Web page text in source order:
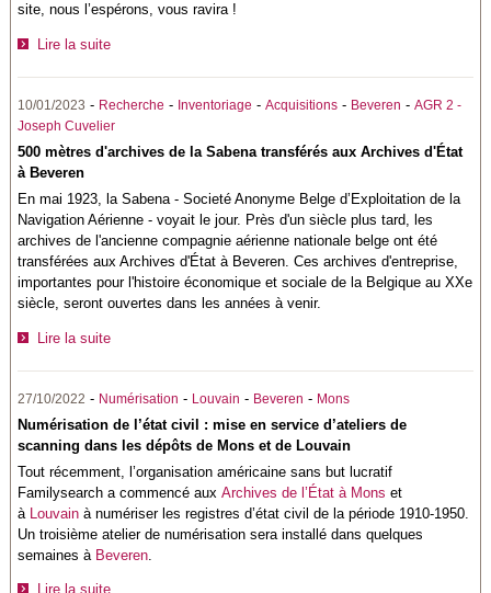
site, nous l’espérons, vous ravira !
Lire la suite
10/01/2023 - Recherche - Inventoriage -Acquisitions - Beveren -AGR 2 -
Joseph Cuvelier
500 mètres d'archives de la Sabena transférés aux Archives d'État
à Beveren
En mai 1923, la Sabena - Societé Anonyme Belge d’Exploitation de la
Navigation Aérienne - voyait le jour. Près d'un siècle plus tard, les
archives de l'ancienne compagnie aérienne nationale belge ont été
transférées aux Archives d'État à Beveren. Ces archives d'entreprise,
importantes pour l'histoire économique et sociale de la Belgique au XXe
siècle, seront ouvertes dans les années à venir.
Lire la suite
27/10/2022 - Numérisation - Louvain - Beveren - Mons
Numérisation de l’état civil : mise en service d’ateliers de
scanning dans les dépôts de Mons et de Louvain
Tout récemment, l’organisation américaine sans but lucratif
Familysearch a commencé auxArchives de l’État à Mons et
à Louvain à numériser les registres d’état civil de la période 1910-1950.
Un troisième atelier de numérisation sera installé dans quelques
semaines à Beveren
Lire la suite